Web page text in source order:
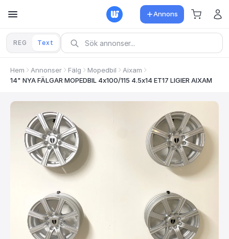
Annons
REG Text
Hem Annonser Fälg Mopedbil
Aixam
14" NYA FÄLGAR MOPEDBIL 4x100/115 4.5x14 ET17 LIGIER AIXAM